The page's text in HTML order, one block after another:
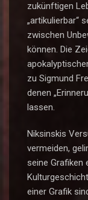
zukünftigen
„artikulierbar“
zwischen
können. Die
zu Sigmund
denen
lassen.
Niksinskis
vermeiden,
seine Grafiken
einer Grafik